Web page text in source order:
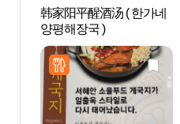
韩家阳平醒酒汤 ( 한가네
양평해장국 )